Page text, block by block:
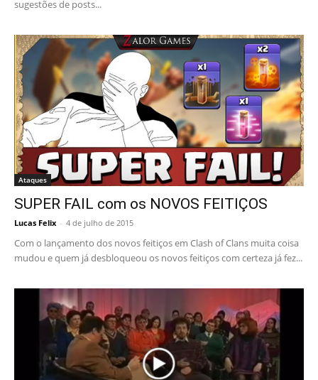
sugestões de posts...
Ataques
SUPER FAIL com os NOVOS FEITIÇOS
Lucas Felix - 4 de julho de 2015
Com o lançamento dos novos feitiços em Clash of Clans muita coisa
mudou e quem já desbloqueou os novos feitiços com certeza já fez...